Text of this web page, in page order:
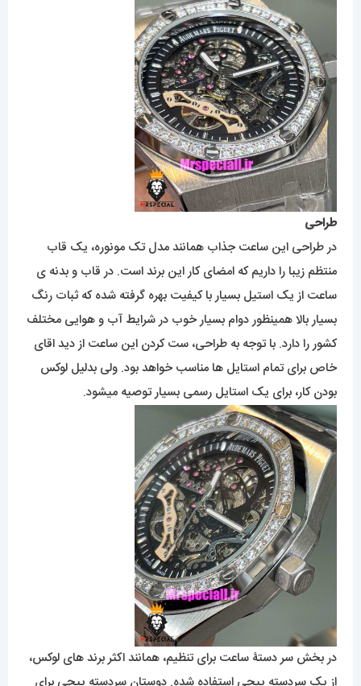
طراحی
در طراحی این ساعت جذاب همانند مدل تک مونوره، یک قاب
منتظم زیبا را داریم که امضای کار این برند است. در قاب و بدنه ی
ساعت از یک استیل بسیار با کیفیت بهره گرفته شده که ثبات رنگ
بسیار بالا همینظور دوام بسیار خوب در شرایط آب و هوایی مختلف
کشور را دارد. با توجه به طراحی، ست کردن این ساعت از دید اقای
خاص برای تمام استایل ها مناسب خواهد بود. ولی بدلیل لوکس
بودن کار، برای یک استایل رسمی بسیار توصیه میشود.
در بخش سر دستۀ ساعت برای تنظیم، همانند اکثر برند های لوکس،